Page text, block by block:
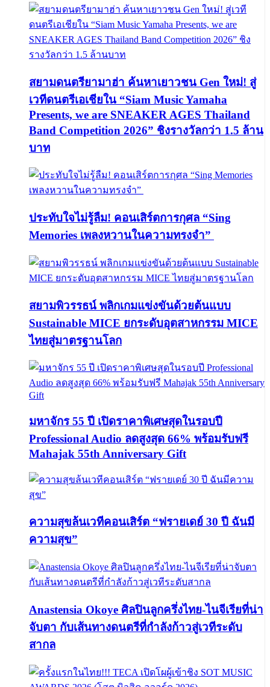
สยามดนตรียามาฮ่า ค้นหาเยาวชน Gen ใหม่! สู่
เวทีดนตรีเอเชียใน “Siam Music Yamaha
Presents, we are SNEAKER AGES Thailand
Band Competition 2026” ชิงรางวัลกว่า 1.5 ล้าน
บาท
ประทับใจไม่รู้ลืม! คอนเสิร์ตการกุศล “Sing
Memories เพลงหวานในความทรงจำ”
สยามพิวรรธน์ พลิกเกมแข่งขันด้วยต้นแบบ
Sustainable MICE ยกระดับอุตสาหกรรม MICE
ไทยสู่มาตรฐานโลก
มหาจักร 55 ปี เปิดราคาพิเศษสุดในรอบปี
Professional Audio ลดสูงสุด 66% พร้อมรับฟรี
Mahajak 55th Anniversary Gift
ความสุขล้นเวทีคอนเสิร์ต “ฟรายเดย์ 30 ปี ฉันมี
ความสุข”
Anastensia Okoye ศิลปินลูกครึ่งไทย-ไนจีเรียที่น่า
จับตา กับเส้นทางดนตรีที่กำลังก้าวสู่เวทีระดับ
สากล